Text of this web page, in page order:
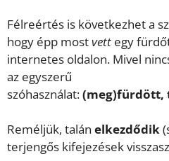
Félreértés is következhet a
hogy épp mostvett egy
internetes oldalon. Mivel
az egyszerű
szóhasználat:(meg)fürdött,
Reméljük, talán elkezdődik
terjengős kifejezések